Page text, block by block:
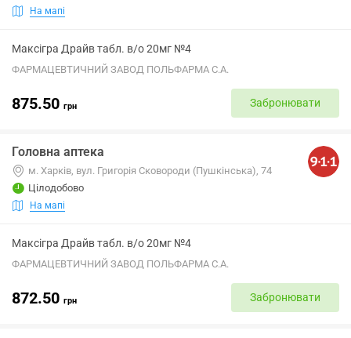
На мапі
Максігра Драйв табл. в/о 20мг №4
ФАРМАЦЕВТИЧНИЙ ЗАВОД ПОЛЬФАРМА С.А.
875.50 грн Забронювати
Головна аптека
м. Харків, вул. Григорія Сковороди (Пушкінська), 74
Цілодобово
На мапі
Максігра Драйв табл. в/о 20мг №4
ФАРМАЦЕВТИЧНИЙ ЗАВОД ПОЛЬФАРМА С.А.
872.50 грн Забронювати